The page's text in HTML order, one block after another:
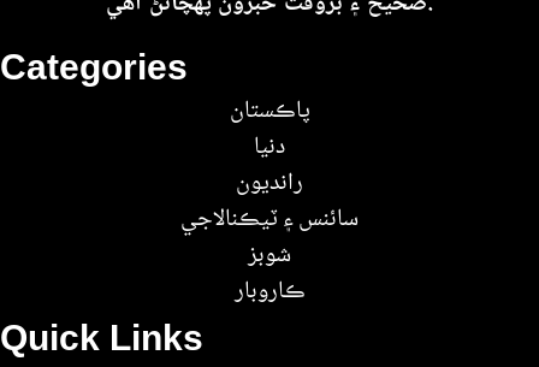
Quick Links
Categories
پاڪستان
دنيا
رانديون
سائنس ۽ ٽيڪنالاجي
شوبز
ڪاروبار